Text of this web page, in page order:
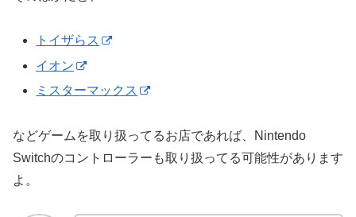
トイザらス
イオン
ミスターマックス
などゲームを取り扱ってるお店であれば、Nintendo
Switchのコントローラーも取り扱ってる可能性があります
よ。